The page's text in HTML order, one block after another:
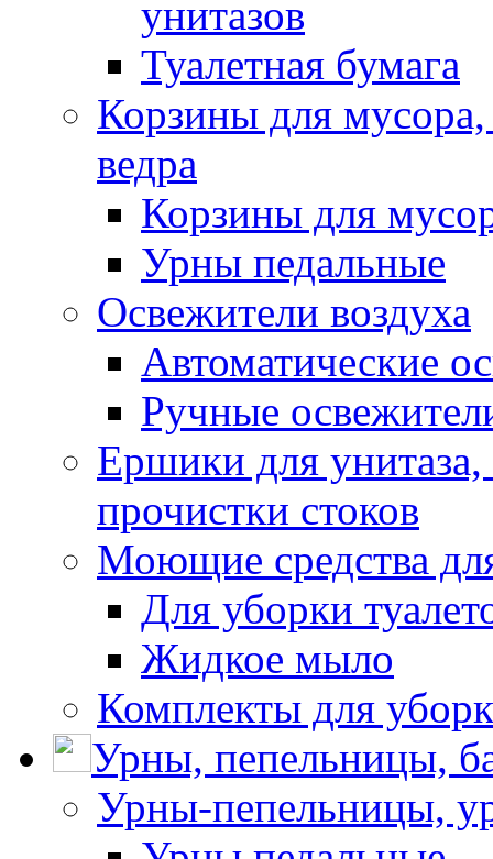
унитазов
Туалетная бумага
Корзины для
ведра
Корзины для
Урны педальные
Освежители воздуха
Автоматические
Ручные
Ершики для
прочистки стоков
Моющие средства
Для уборки
Жидкое мыло
Комплекты для
Урны, пепельницы,
Урны-пепельницы,